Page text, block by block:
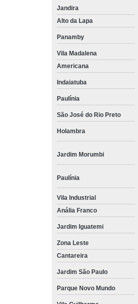
Jandira
Alto da Lapa
Panamby
Vila Madalena
Americana
Indaiatuba
Paulínia
São José do Rio Preto
Holambra
Jardim Morumbi
Paulínia
Vila Industrial
Anália Franco
Jardim Iguatemi
Zona Leste
Cantareira
Jardim São Paulo
Parque Novo Mundo